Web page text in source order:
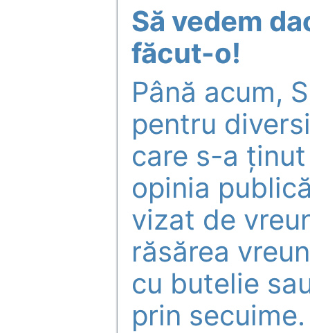
Să vedem
făcut-o!
Până acum,
pentru
care s-a
opinia
vizat de
răsărea
cu butelie
prin secuime.